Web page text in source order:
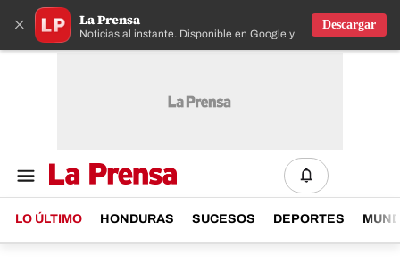
× La Prensa
Noticias al instante. Disponible en Google y IOS
Descargar
LO ÚLTIMO HONDURAS SUCESOS DEPORTES